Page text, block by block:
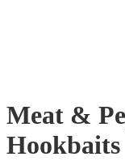
Meat &
Hookbaits